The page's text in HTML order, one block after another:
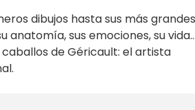
dibujos hasta sus más grandes
sus emociones, su
de Géricault: el artista